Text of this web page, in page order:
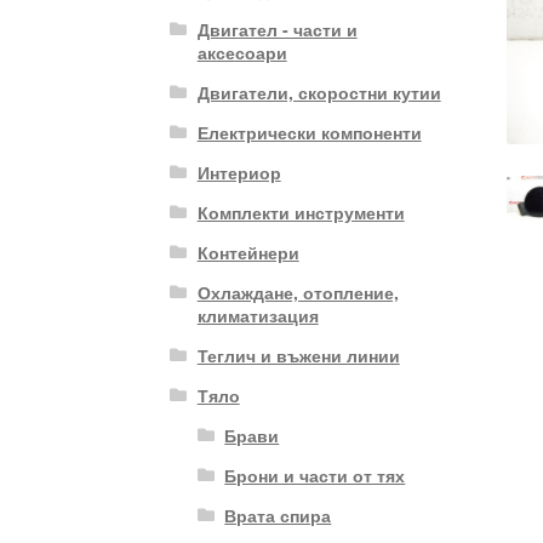
Двигател - части и
аксесоари
Двигатели, скоростни кутии
Електрически компоненти
Интериор
Комплекти инструменти
Контейнери
Охлаждане, отопление,
климатизация
Теглич и въжени линии
Тяло
Брави
Брони и части от тях
Врата спира